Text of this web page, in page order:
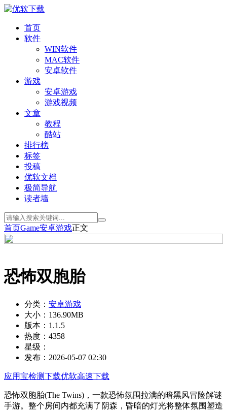
首页
软件
WIN软件
MAC软件
安卓软件
游戏
安卓游戏
游戏视频
文章
教程
酷站
排行榜
标签
投稿
优软文档
极简导航
读者墙
首页Game安卓游戏正文
恐怖双胞胎
分类： 安卓游戏
大小： 136.90MB
版本： 1.1.5
热度： 4358
星级：
发布： 2026-05-07 02:30
应用宝检测下载优软高速下载
恐怖双胞胎(The Twins)，一款恐怖氛围拉满的暗黑风冒险解谜
手游。整个房间内都充满了阴森，昏暗的灯光将整体氛围塑造